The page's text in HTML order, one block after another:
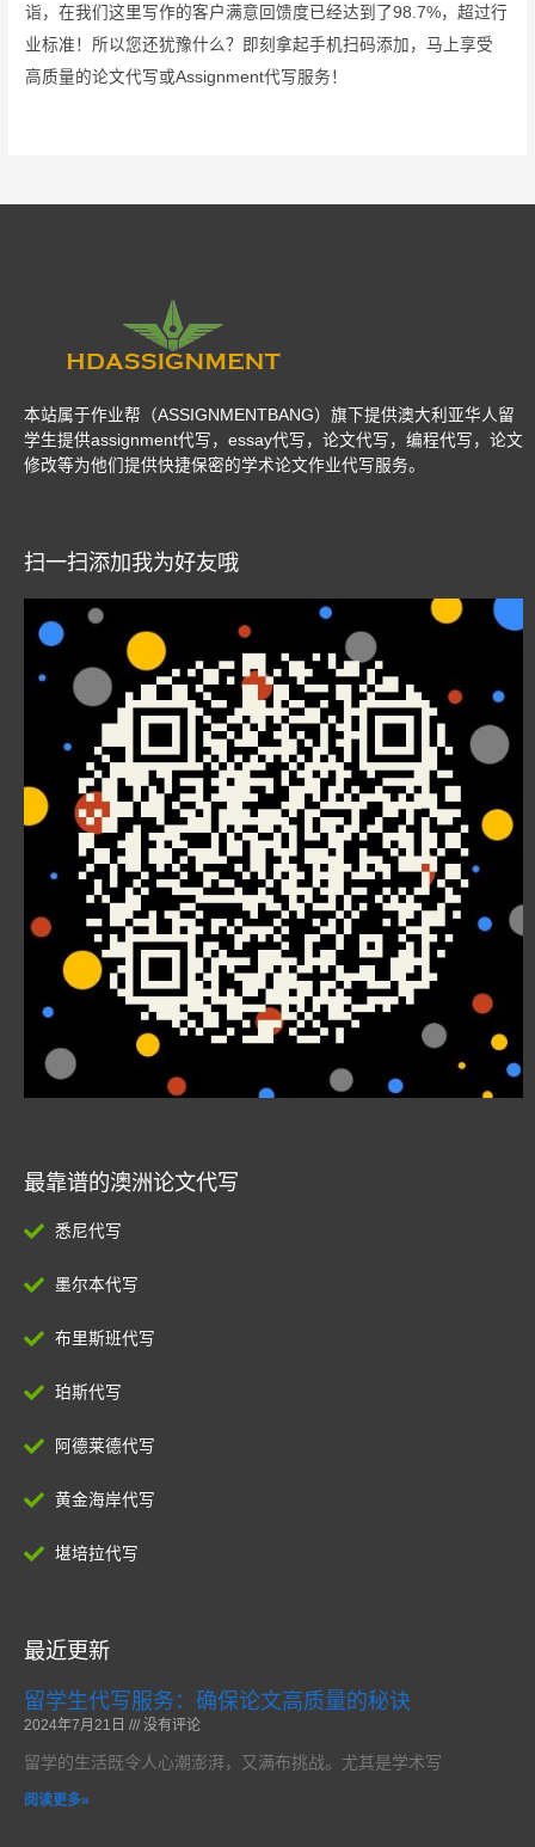
诣，在我们这里写作的客户满意回馈度已经达到了98.7%，超过行
业标准！所以您还犹豫什么？即刻拿起手机扫码添加，马上享受
高质量的论文代写或Assignment代写服务！
本站属于作业帮（ASSIGNMENTBANG）旗下提供澳大利亚华人留
学生提供assignment代写，essay代写，论文代写，编程代写，论文
修改等为他们提供快捷保密的学术论文作业代写服务。
扫一扫添加我为好友哦
最靠谱的澳洲论文代写
悉尼代写
墨尔本代写
布里斯班代写
珀斯代写
阿德莱德代写
黄金海岸代写
堪培拉代写
最近更新
留学生代写服务：确保论文高质量的秘诀
2024年7月21日 没有评论
留学的生活既令人心潮澎湃，又满布挑战。尤其是学术写
阅读更多»